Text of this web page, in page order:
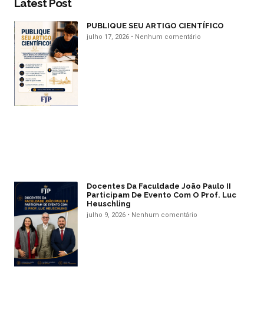
Latest Post
PUBLIQUE SEU ARTIGO CIENTÍFICO
julho 17, 2026 Nenhum comentário
Docentes Da Faculdade João Paulo II
Participam De Evento Com O Prof. Luc
Heuschling
julho 9, 2026 Nenhum comentário